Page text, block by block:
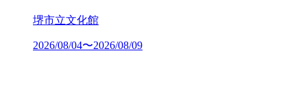
堺市立文化館
2026/08/04〜2026/08/09